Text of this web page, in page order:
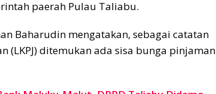
paerah Pulau Taliabu.
Baharudin mengatakan, sebagai catatan
(LKPJ) ditemukan ada sisa bunga pinjaman